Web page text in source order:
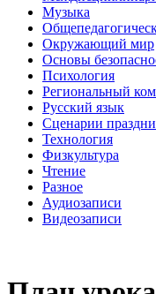
Музыка
Окружающий мир
Основы
Психология
Региональный
Русский язык
Сценарии
Технология
Физкультура
Чтение
Разное
Аудиозаписи
Видеозаписи